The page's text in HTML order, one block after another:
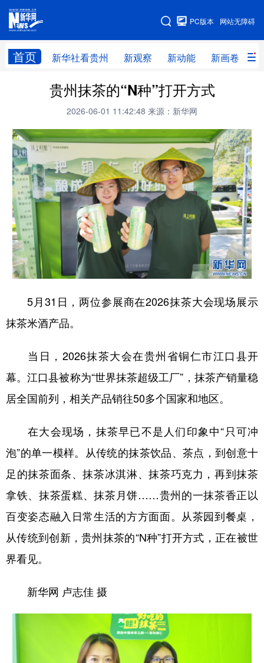
网站无障碍
PC版本
首页 新华社看贵州 新观察 新动能 新画卷
网站地图
新华社看贵州 新观察 新动能 新画卷
贵州领导 人事
专题 访谈 直播 视频
畅游贵州 数字贵州 律动贵州 健康贵州
光影贵州 部门之窗 县区直达 企业速递
融媒联播 贵阳 安顺
六盘水 毕节 黔东南
黔南
地方频道
辽宁 吉林 上海 江苏
浙江 安徽 福建 江西
山东 河南 湖北 湖南
广东 广西 海南 重庆
四川 贵州 云南 西藏
陕西 甘肃 青海 宁夏
多语种频道
Português
贵州抹茶的“N种”打开方式
2026-06-01 11:42:48 来源：新华网
5月31日，两位参展商在2026抹茶大会现场展示
抹茶米酒产品。
当日，2026抹茶大会在贵州省铜仁市江口县开
幕。江口县被称为“世界抹茶超级工厂”，抹茶产销量稳
居全国前列，相关产品销往50多个国家和地区。
在大会现场，抹茶早已不是人们印象中“只可冲
泡”的单一模样。从传统的抹茶饮品、茶点，到创意十
足的抹茶面条、抹茶冰淇淋、抹茶巧克力，再到抹茶
拿铁、抹茶蛋糕、抹茶月饼……贵州的一抹茶香正以
百变姿态融入日常生活的方方面面。从茶园到餐桌，
从传统到创新，贵州抹茶的“N种”打开方式，正在被世
界看见。
新华网 卢志佳 摄